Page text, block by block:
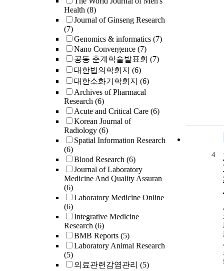
Health (8)
Journal of Ginseng Research
(7)
Genomics & informatics (7)
Nano Convergence (7)
공동 춘계학술발표회 (7)
대한법의학회지 (6)
대한소화기학회지 (6)
Archives of Pharmacal
Research (6)
Acute and Critical Care (6)
Korean Journal of
Radiology (6)
Spatial Information Research
(6)
Blood Research (6)
Journal of Laboratory
Medicine And Quality Assuran
(6)
Laboratory Medicine Online
(6)
Integrative Medicine
Research (6)
BMB Reports (5)
Laboratory Animal Research
(5)
의료관련감염관리 (5)
4